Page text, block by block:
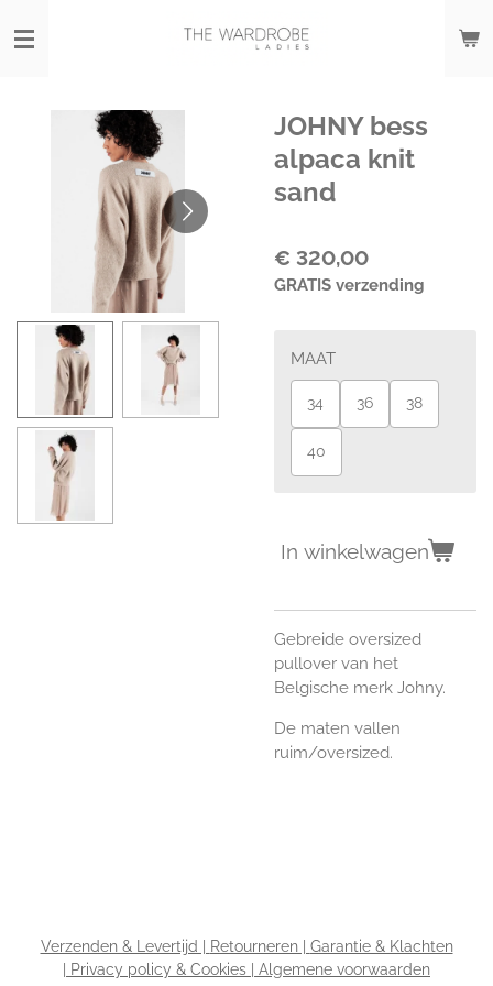
direct
hoofdinhoud
JOHNY bess
alpaca knit
sand
€ 320,00
GRATIS verzending
MAAT
34 36 38
40
In winkelwagen
Gebreide oversized
pullover van het
Belgische merk Johny.
De maten vallen
ruim/oversized.
Verzenden & Levertijd | Retourneren | Garantie & Klachten
Privacy policy & Cookies | Algemene voorwaarden